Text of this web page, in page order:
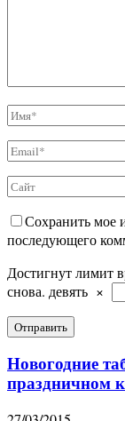
Сохранить мое
последующего
Достигнут лимит
снова. девять ×
Новогодние
праздничном